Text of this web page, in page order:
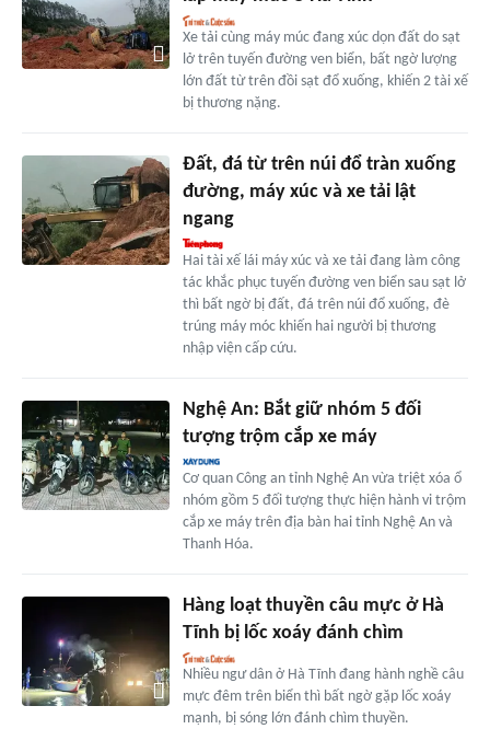
Xe tải cùng máy múc đang xúc dọn đất do sạt
lở trên tuyến đường ven biển, bất ngờ lượng
lớn đất từ trên đồi sạt đổ xuống, khiến 2 tài xế
bị thương nặng.
Đất, đá từ trên núi đổ tràn xuống
đường, máy xúc và xe tải lật
ngang
Hai tài xế lái máy xúc và xe tải đang làm công
tác khắc phục tuyến đường ven biển sau sạt lở
thì bất ngờ bị đất, đá trên núi đổ xuống, đè
trúng máy móc khiến hai người bị thương
nhập viện cấp cứu.
Nghệ An: Bắt giữ nhóm 5 đối
tượng trộm cắp xe máy
Cơ quan Công an tỉnh Nghệ An vừa triệt xóa ổ
nhóm gồm 5 đối tượng thực hiện hành vi trộm
cắp xe máy trên địa bàn hai tỉnh Nghệ An và
Thanh Hóa.
Hàng loạt thuyền câu mực ở Hà
Tĩnh bị lốc xoáy đánh chìm
Nhiều ngư dân ở Hà Tĩnh đang hành nghề câu
mực đêm trên biển thì bất ngờ gặp lốc xoáy
mạnh, bị sóng lớn đánh chìm thuyền.